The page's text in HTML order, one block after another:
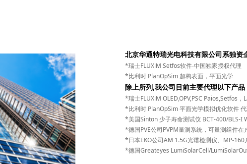
北京华通特瑞光电科技有限公司系独资
*瑞士FLUXiM Setfos软件-中国独家授权代理
*比利时 PlanOpSim 超构表面，平面光学
除上所列,我公司目前主要代理以下产品
*瑞士FLUXiM OLED,OPV,PSC Paios,Setfos
*比利时 PlanOpSim 平面光学模拟优化软件
*美国Sinton 少子寿命测试仪 BCT-400/BLS-I
*德国PVE公司PVPM量测系统，可量测组件
*日本EKO公司AM 1.5G光谱检测仪、MP-
*德国Greateyes LumiSolarCell/